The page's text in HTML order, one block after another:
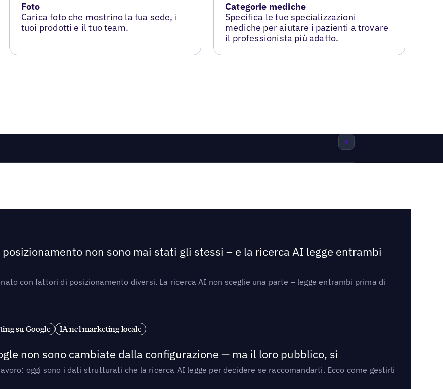
Foto
Carica foto che mostrino la tua sede, i
tuoi prodotti e il tuo team.
Categorie mediche
Specifica le tue specializzazioni
mediche per aiutare i pazienti a trovare
il professionista più adatto.
non sono mai stati gli stessi – e la ricerca AI legge entrambi
con fattori di posizionamento diversi. La ricerca AI non sceglie una parte – legge entrambi prima di
su Google IA nel marketing locale
non sono cambiate dalla configurazione — ma il loro pubblico, sì
oggi sono i dati strutturati che la ricerca AI legge per decidere se raccomandarti. Ecco come gestirli